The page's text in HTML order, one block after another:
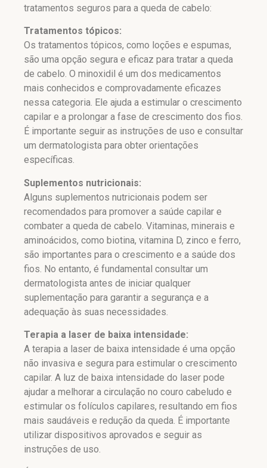
tratamentos seguros para a queda de cabelo:
Tratamentos tópicos:
Os tratamentos tópicos, como loções e espumas,
são uma opção segura e eficaz para tratar a queda
de cabelo. O minoxidil é um dos medicamentos
mais conhecidos e comprovadamente eficazes
nessa categoria. Ele ajuda a estimular o crescimento
capilar e a prolongar a fase de crescimento dos fios.
É importante seguir as instruções de uso e consultar
um dermatologista para obter orientações
específicas.
Suplementos nutricionais:
Alguns suplementos nutricionais podem ser
recomendados para promover a saúde capilar e
combater a queda de cabelo. Vitaminas, minerais e
aminoácidos, como biotina, vitamina D, zinco e ferro,
são importantes para o crescimento e a saúde dos
fios. No entanto, é fundamental consultar um
dermatologista antes de iniciar qualquer
suplementação para garantir a segurança e a
adequação às suas necessidades.
Terapia a laser de baixa intensidade:
A terapia a laser de baixa intensidade é uma opção
não invasiva e segura para estimular o crescimento
capilar. A luz de baixa intensidade do laser pode
ajudar a melhorar a circulação no couro cabeludo e
estimular os folículos capilares, resultando em fios
mais saudáveis e redução da queda. É importante
utilizar dispositivos aprovados e seguir as
instruções de uso.